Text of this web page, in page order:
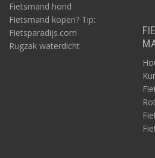
Fietsmand hond
Fietsmand kopen? Tip:
Fietsparadijs.com
Rugzak waterdicht